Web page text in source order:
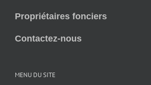
Propriétaires fonciers
Contactez-nous
MENU DU SITE